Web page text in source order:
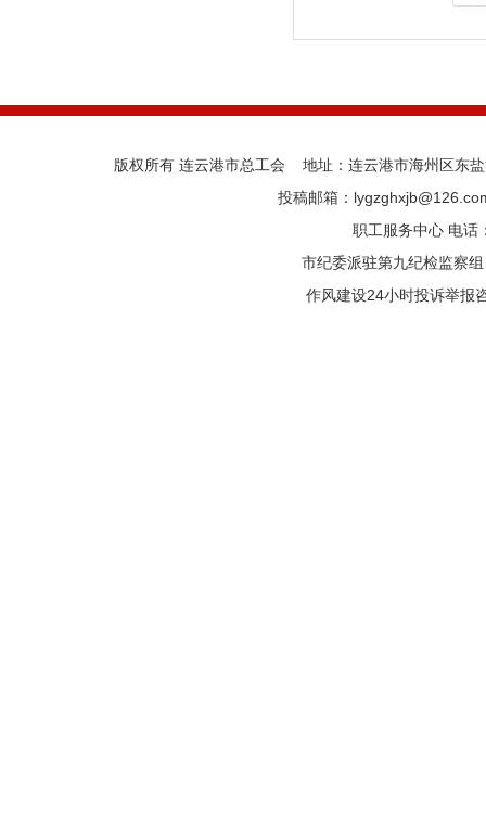
版权所有 连云港市总工会 地址：连云港市海州区东
投稿邮箱：
职工服务中心 电话
市纪委派驻第九纪检监察
作风建设24小时投诉举报